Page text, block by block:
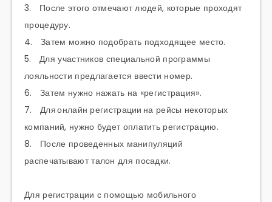
3. После этого отмечают людей, которые проходят
процедуру.
4. Затем можно подобрать подходящее место.
5. Для участников специальной программы
лояльности предлагается ввести номер.
6. Затем нужно нажать на «регистрация».
7. Для онлайн регистрации на рейсы некоторых
компаний, нужно будет оплатить регистрацию.
8. После проведенных манипуляций
распечатывают талон для посадки.
Для регистрации с помощью мобильного